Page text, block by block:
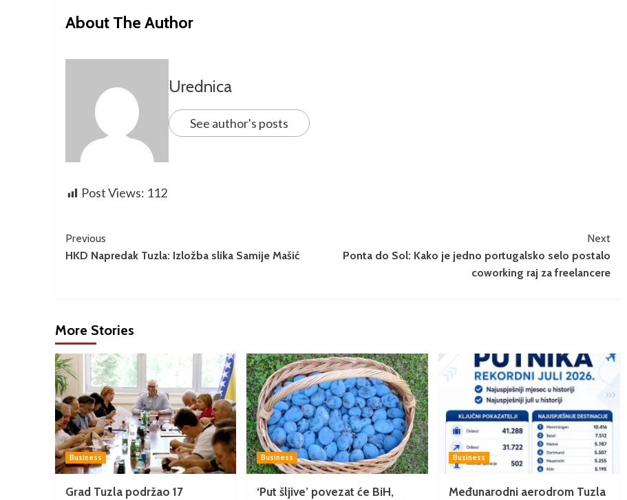
About The Author
Urednica
See author's posts
Post Views: 112
Previous
HKD Napredak Tuzla: Izložba slika Samije Mašić
Next
Ponta do Sol: Kako je jedno portugalsko selo postalo
coworking raj za freelancere
More Stories
Business
Grad Tuzla podržao 17
Business
‘Put šljive’ povezat će BiH,
Business
Međunarodni aerodrom Tuzla